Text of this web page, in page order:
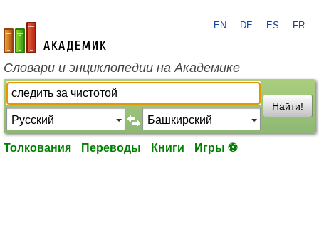
academic.ru
EN DE ES FR
Словари и энциклопедии на Академике
Найти!
Толкования Переводы Книги Игры ⚽